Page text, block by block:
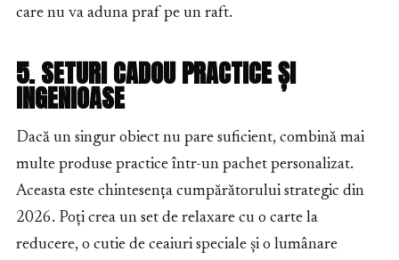
care nu va aduna praf pe un raft.
5. SETURI CADOU PRACTICE ȘI
INGENIOASE
Dacă un singur obiect nu pare suficient, combină mai
multe produse practice într-un pachet personalizat.
Aceasta este chintesența cumpărătorului strategic din
2026. Poți crea un set de relaxare cu o carte la
reducere, o cutie de ceaiuri speciale și o lumânare